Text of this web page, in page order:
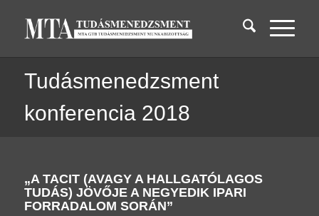
Tudásmenedzsment
konferencia 2018
„A TACIT (AVAGY A HALLGATÓLAGOS
TUDÁS) JÖVŐJE A NEGYEDIK IPARI
FORRADALOM SORÁN”